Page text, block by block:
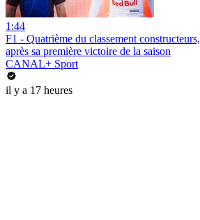
1:44
F1 - Quatrième du classement
après sa première victoire de la saison
CANAL+ Sport
il y a 17 heures